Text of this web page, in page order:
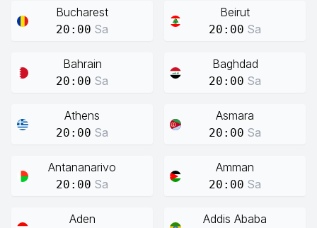
Bucharest
20:00 Sa
Beirut
20:00 Sa
Bahrain
20:00 Sa
Baghdad
20:00 Sa
Athens
20:00 Sa
Asmara
20:00 Sa
Antananarivo
20:00 Sa
Amman
20:00 Sa
Aden Addis Ababa